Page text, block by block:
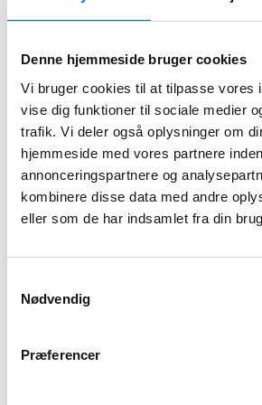
Denne hjemmeside bruger cookies
Vi bruger cookies til at tilpasse vores
vise dig funktioner til sociale medier
trafik. Vi deler også oplysninger om
hjemmeside med vores partnere
annonceringspartnere og
kombinere disse data med andre
eller som de har indsamlet fra din
Nødvendig
Præferencer
ska ha rätt att leka, att det finns
plats och utrymme att leka, fritt
Turunen om.
Något som många presentatörer
var överens om var att sätta
barnets behov i centrum, att
utgå ifrån vad barn faktiskt vill
göra och inte ifrån vad vuxna vill
arrangera. Vi behöver bli bättre
på att fråga barnen.
Långsiktighet lyftes fram som en
Många initiativ är som sagt nya men
långtidsuppföljningar – fortsättning